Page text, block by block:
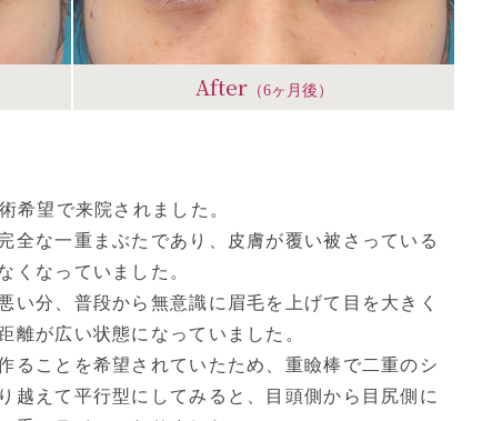
After（6ヶ月後）
希望で来院されました。
全な一重まぶたであり、皮膚が覆い被さっている
くなっていました。
い分、普段から無意識に眉毛を上げて目を大きく
離が広い状態になっていました。
ることを希望されていたため、重瞼棒で二重のシ
越えて平行型にしてみると、目頭側から目尻側に